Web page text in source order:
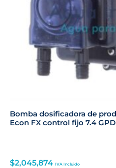
Bomba dosificadora de
Econ FX control fijo 7.4 GPD
$2,045,874 IVA Incluido